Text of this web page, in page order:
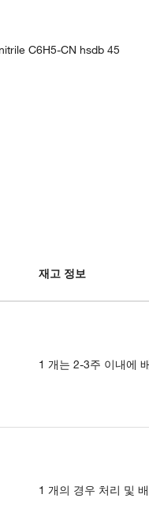
C6H5-CN hsdb 45
재고 정보
1 개는 2-3주 이내에
1 개의 경우 처리 및